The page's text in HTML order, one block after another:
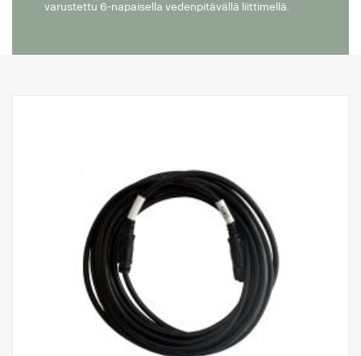
varustettu 6-napaisella vedenpitävällä liittimellä.